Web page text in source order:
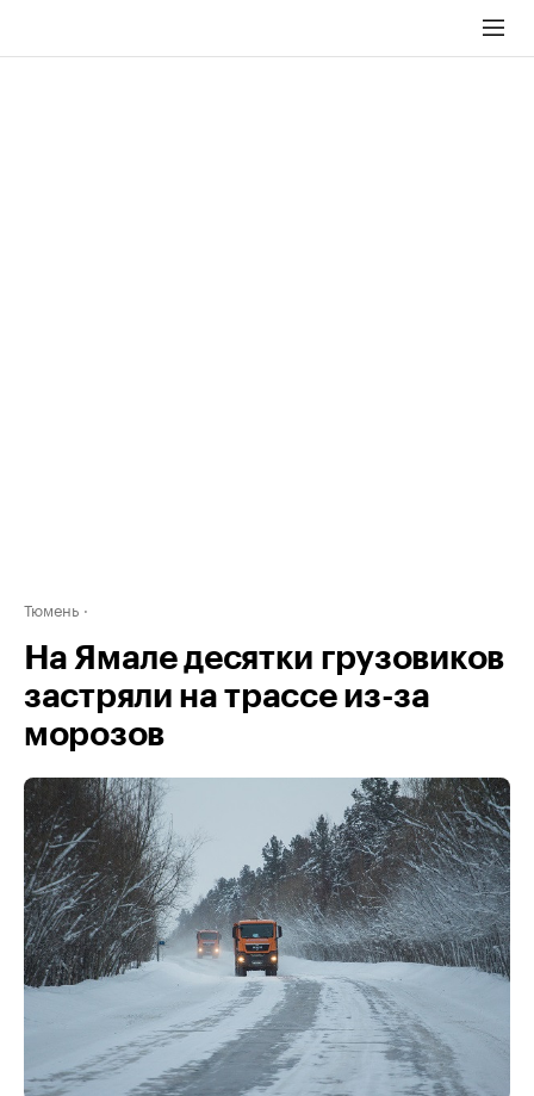
Тюмень
На Ямале десятки грузовиков
застряли на трассе из-за
морозов